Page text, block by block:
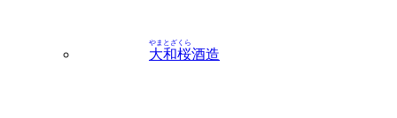
大和桜
やまとざくら
酒造